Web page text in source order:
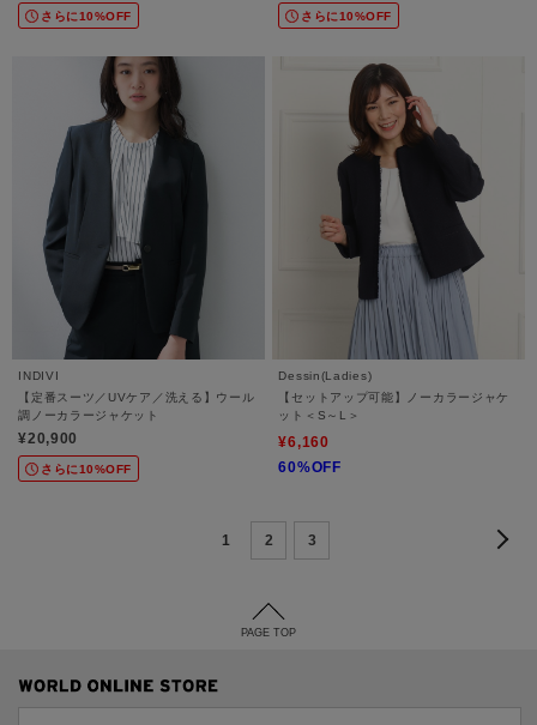
さらに10%OFF さらに10%OFF
INDIVI
【定番スーツ／UVケア／洗える】ウール
調ノーカラージャケット
¥20,900
さらに10%OFF
Dessin(Ladies)
【セットアップ可能】ノーカラージャケ
ット＜S～L＞
¥6,160
60%OFF
1 2 3
PAGE TOP